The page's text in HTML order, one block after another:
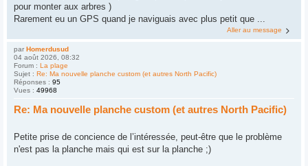
pour monter aux arbres )
Rarement eu un GPS quand je naviguais avec plus petit que ...
Aller au message
par Homerdusud
04 août 2026, 08:32
Forum : La plage
Sujet : Re: Ma nouvelle planche custom (et autres North Pacific)
Réponses : 95
Vues : 49968
Re: Ma nouvelle planche custom (et autres North Pacific)
Petite prise de concience de l’intéressée, peut-être que le problème
n'est pas la planche mais qui est sur la planche ;)